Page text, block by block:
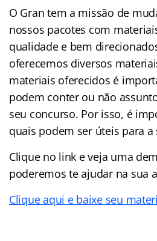
O Gran tem a missão de
nossos pacotes com
qualidade e bem
oferecemos diversos
materiais oferecidos é
podem conter ou não
seu concurso. Por isso, é
quais podem ser úteis para a
Clique no link e veja uma
poderemos te ajudar na sua
Clique aqui e baixe seu